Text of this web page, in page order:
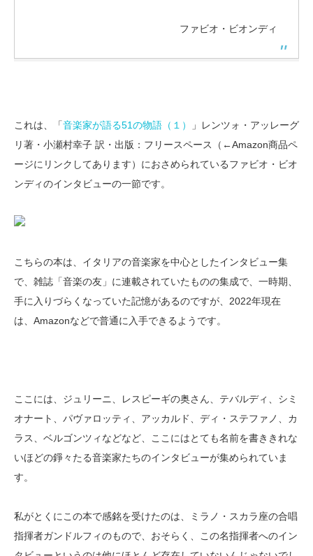
ファビオ・ビオンディ
これは、「音楽家が語る51の物語（１）
」レンツォ・アッレーグ
リ著・小瀬村幸子 訳・出版：フリースペース（←Amazon商品ペ
ージにリンクしてあります）におさめられているファビオ・ビオ
ンディのインタビューの一節です。
こちらの本は、イタリアの音楽家を中心としたインタビュー集
で、雑誌「音楽の友」に連載されていたものの集成で、一時期、
手に入りづらくなっていた記憶があるのですが、2022年現在
は、Amazonなどで普通に入手できるようです。
ここには、ジュリーニ、レスピーギの奥さん、テバルディ、シミ
オナート、パヴァロッティ、アッカルド、ディ・ステファノ、カ
ラス、ベルゴンツィなどなど、ここにはとても名前を書ききれな
いほどの錚々たる音楽家たちのインタビューが集められていま
す。
私がとくにこの本で感銘を受けたのは、ミラノ・スカラ座の合唱
指揮者ガンドルフィのもので、おそらく、この名指揮者へのイン